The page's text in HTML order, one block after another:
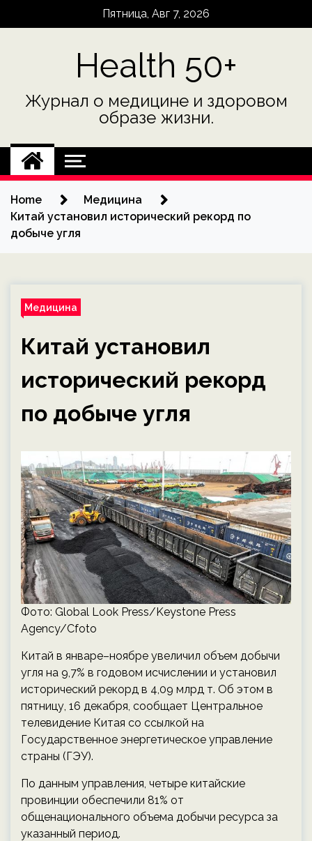
Пятница, Авг 7, 2026
Health 50+
Журнал о медицине и здоровом
образе жизни.
Home
Медицина
Китай установил исторический рекорд по
добыче угля
Медицина
Китай установил
исторический рекорд
по добыче угля
Фото: Global Look Press/Keystone Press
Agency/Cfoto
Китай в январе–ноябре увеличил объем добычи
угля на 9,7% в годовом исчислении и установил
исторический рекорд в 4,09 млрд т. Об этом в
пятницу, 16 декабря, сообщает Центральное
телевидение Китая со ссылкой на
Государственное энергетическое управление
страны (ГЭУ).
По данным управления, четыре китайские
провинции обеспечили 81% от
общенационального объема добычи ресурса за
указанный период.